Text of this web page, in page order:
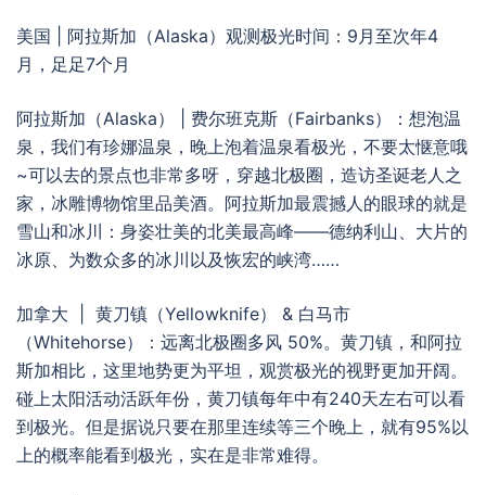
美国 | 阿拉斯加（Alaska）观测极光时间：9月至次年4
月，足足7个月
阿拉斯加（Alaska） | 费尔班克斯（Fairbanks）：想泡温
泉，我们有珍娜温泉，晚上泡着温泉看极光，不要太惬意哦
~可以去的景点也非常多呀，穿越北极圈，造访圣诞老人之
家，冰雕博物馆里品美酒。阿拉斯加最震撼人的眼球的就是
雪山和冰川：身姿壮美的北美最高峰——德纳利山、大片的
冰原、为数众多的冰川以及恢宏的峡湾……
加拿大 | 黄刀镇（Yellowknife） & 白马市
（Whitehorse）：远离北极圈多风 50%。黄刀镇，和阿拉
斯加相比，这里地势更为平坦，观赏极光的视野更加开阔。
碰上太阳活动活跃年份，黄刀镇每年中有240天左右可以看
到极光。但是据说只要在那里连续等三个晚上，就有95%以
上的概率能看到极光，实在是非常难得。